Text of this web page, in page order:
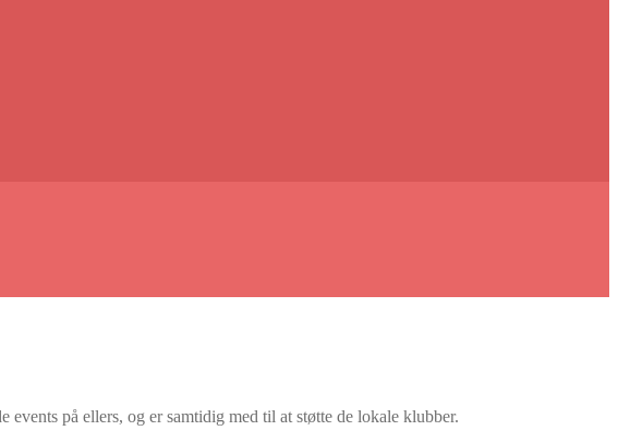
på ellers, og er samtidig med til at støtte de lokale klubber.